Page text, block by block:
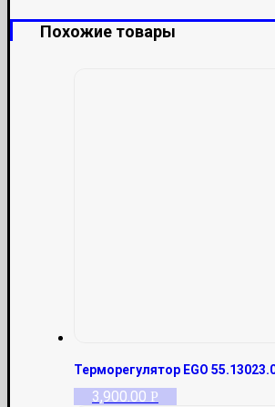
Похожие товары
Терморегулятор EGO
3,900.00 Р